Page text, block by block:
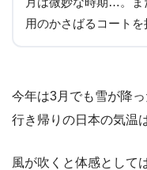
用のかさばるコートを
今年は3月でも雪が降
行き帰りの日本の気温
風が吹くと体感として